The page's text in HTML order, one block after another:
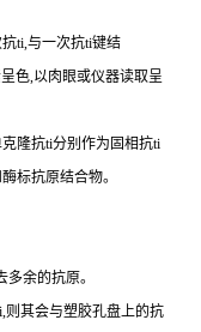
抗ti,与一次抗ti键结
色,以肉眼或仪器读取呈
隆抗ti分别作为固相抗ti
标抗原结合物。
余的抗原。
,则其会与塑胶孔盘上的抗